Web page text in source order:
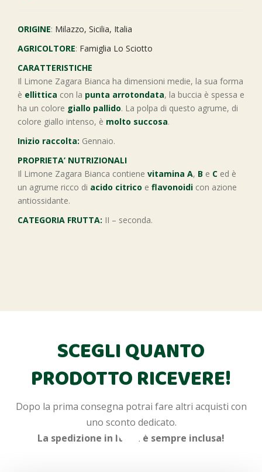
ORIGINE: Milazzo, Sicilia, Italia
AGRICOLTORE: Famiglia Lo Sciotto
CARATTERISTICHE
Il Limone Zagara Bianca ha dimensioni medie, la sua forma
è ellittica con la punta arrotondata, la buccia è spessa e
ha un colore giallo pallido. La polpa di questo agrume, di
colore giallo intenso, è molto succosa.
Inizio raccolta: Gennaio.
PROPRIETA’ NUTRIZIONALI
Il Limone Zagara Bianca contiene vitamina A, B e C ed è
un agrume ricco di acido citrico e flavonoidi con azione
antiossidante.
CATEGORIA FRUTTA: II – seconda.
SCEGLI QUANTO
PRODOTTO RICEVERE!
Dopo la prima consegna potrai fare altri acquisti con
uno sconto dedicato.
La spedizione in Italia è sempre inclusa!